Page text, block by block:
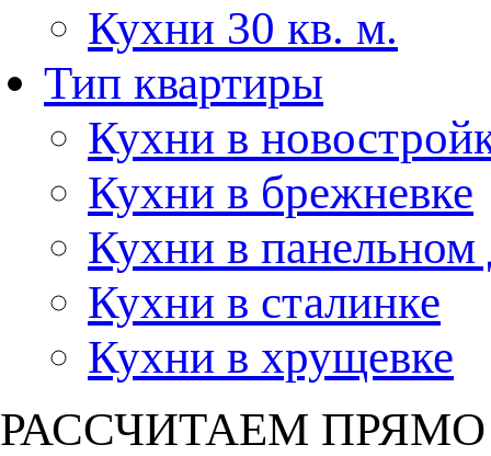
Кухни 30 кв. м.
Тип квартиры
Кухни в
Кухни в брежневке
Кухни в панельном
Кухни в сталинке
Кухни в хрущевке
РАССЧИТАЕМ